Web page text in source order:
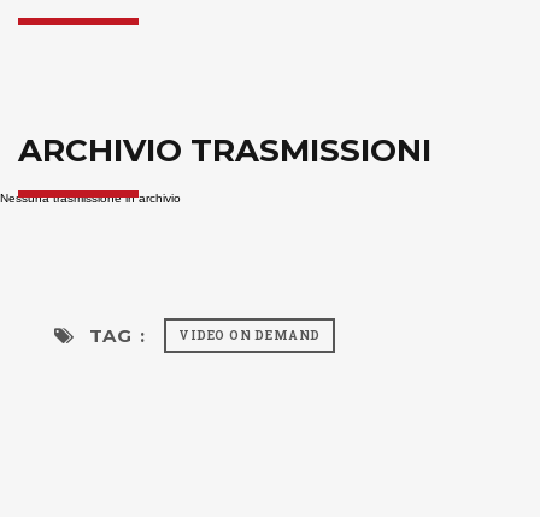
ARCHIVIO TRASMISSIONI
Nessuna trasmissione in archivio
TAG : VIDEO ON DEMAND